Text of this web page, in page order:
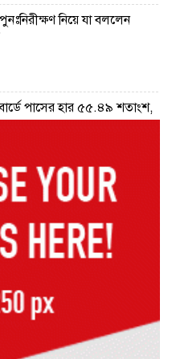
নিয়ে যা বললেন
পাসের হার ৫৫.৪৯ শতাংশ,
সঙ্গে বৈঠকে ভারতীয়
পাস করেনি